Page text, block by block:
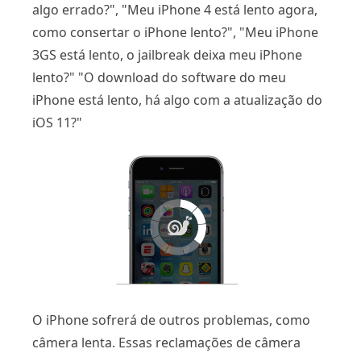
algo errado?", "Meu iPhone 4 está lento agora,
como consertar o iPhone lento?", "Meu iPhone
3GS está lento, o jailbreak deixa meu iPhone
lento?" "O download do software do meu
iPhone está lento, há algo com a atualização do
iOS 11?"
O iPhone sofrerá de outros problemas, como
câmera lenta. Essas reclamações de câmera